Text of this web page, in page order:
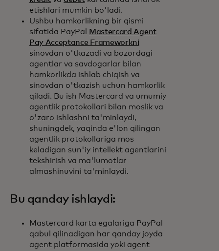
etishlari mumkin bo'ladi.
Ushbu hamkorlikning bir qismi
sifatida PayPal
Mastercard Agent
Pay Acceptance Frameworkni
sinovdan o'tkazadi va bozordagi
agentlar va savdogarlar bilan
hamkorlikda ishlab chiqish va
sinovdan o'tkazish uchun hamkorlik
qiladi. Bu ish Mastercard va umumiy
agentlik protokollari bilan moslik va
o'zaro ishlashni ta'minlaydi,
shuningdek, yaqinda e'lon qilingan
agentlik protokollariga mos
keladigan sun'iy intellekt agentlarini
tekshirish va ma'lumotlar
almashinuvini ta'minlaydi.
Bu qanday ishlaydi:
Mastercard karta egalariga PayPal
qabul qilinadigan har qanday joyda
agent platformasida yoki agent